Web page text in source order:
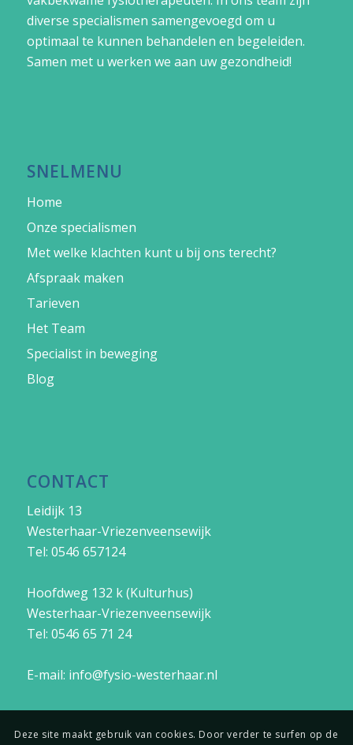
diverse specialismen samengevoegd om u
optimaal te kunnen behandelen en begeleiden.
Samen met u werken we aan uw gezondheid!
SNELMENU
Home
Onze specialismen
Met welke klachten kunt u bij ons terecht?
Afspraak maken
Tarieven
Het Team
Specialist in beweging
Blog
CONTACT
Leidijk 13
Westerhaar-Vriezenveensewijk
Tel: 0546 657124
Hoofdweg 132 k (Kulturhus)
Westerhaar-Vriezenveensewijk
Tel: 0546 65 71 24
E-mail: info@fysio-westerhaar.nl
Deze site maakt gebruik van cookies. Door verder te surfen op de